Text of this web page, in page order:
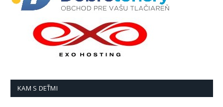
KAM S DEŤMI